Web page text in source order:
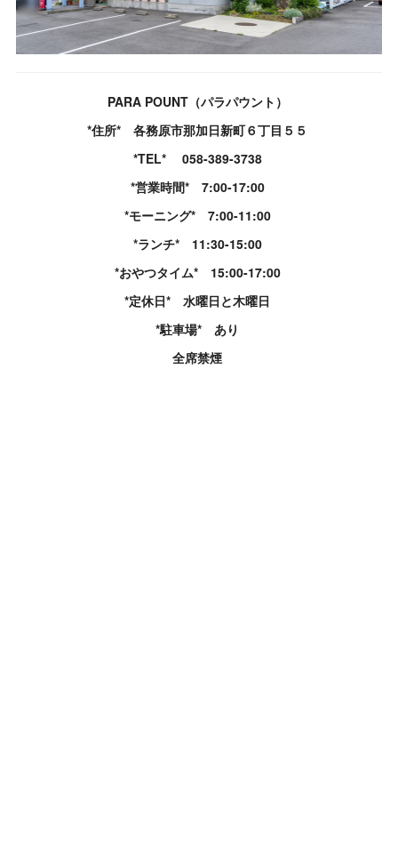
PARA POUNT（パラパウント）
*住所* 各務原市那加日新町６丁目５５
*TEL* 058-389-3738
*営業時間* 7:00-17:00
*モーニング* 7:00-11:00
*ランチ* 11:30-15:00
*おやつタイム* 15:00-17:00
*定休日* 水曜日と木曜日
*駐車場* あり
全席禁煙